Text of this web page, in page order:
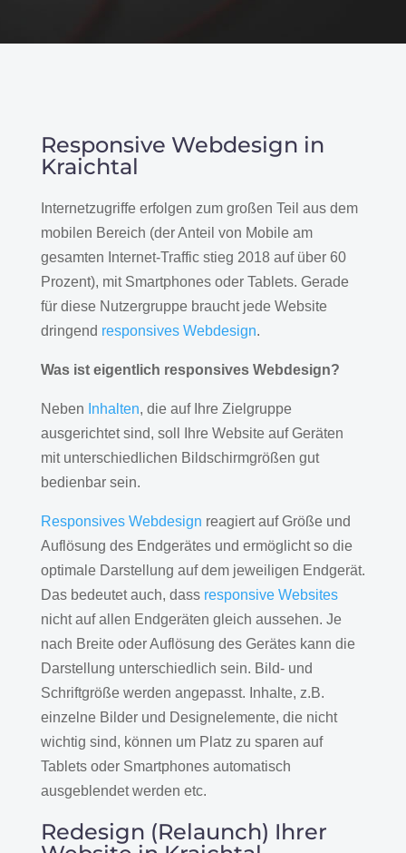
Responsive Webdesign in
Kraichtal
Internetzugriffe erfolgen zum großen Teil aus dem
mobilen Bereich (der Anteil von Mobile am
gesamten Internet-Traffic stieg 2018 auf über 60
Prozent), mit Smartphones oder Tablets. Gerade
für diese Nutzergruppe braucht jede Website
dringend responsives Webdesign.
Was ist eigentlich responsives Webdesign?
Neben Inhalten, die auf Ihre Zielgruppe
ausgerichtet sind, soll Ihre Website auf Geräten
mit unterschiedlichen Bildschirmgrößen gut
bedienbar sein.
Responsives Webdesign reagiert auf Größe und
Auflösung des Endgerätes und ermöglicht so die
optimale Darstellung auf dem jeweiligen Endgerät.
Das bedeutet auch, dass responsive Websites
nicht auf allen Endgeräten gleich aussehen. Je
nach Breite oder Auflösung des Gerätes kann die
Darstellung unterschiedlich sein. Bild- und
Schriftgröße werden angepasst. Inhalte, z.B.
einzelne Bilder und Designelemente, die nicht
wichtig sind, können um Platz zu sparen auf
Tablets oder Smartphones automatisch
ausgeblendet werden etc.
Redesign (Relaunch) Ihrer